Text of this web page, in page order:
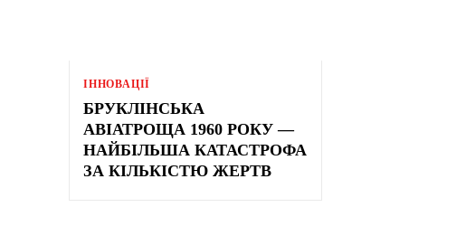
ІННОВАЦІЇ
БРУКЛІНСЬКА
АВІАТРОЩА 1960 РОКУ —
НАЙБІЛЬША КАТАСТРОФА
ЗА КІЛЬКІСТЮ ЖЕРТВ